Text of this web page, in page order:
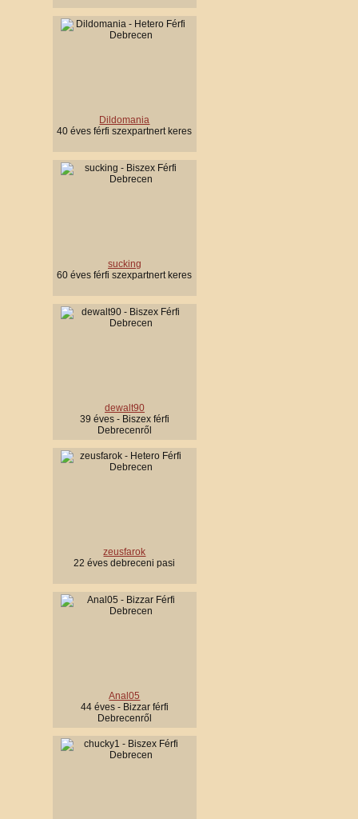
Dildomania
40 éves férfi szexpartnert keres
sucking
60 éves férfi szexpartnert keres
dewalt90
39 éves - Biszex férfi
Debrecenről
zeusfarok
22 éves debreceni pasi
Anal05
44 éves - Bizzar férfi
Debrecenről